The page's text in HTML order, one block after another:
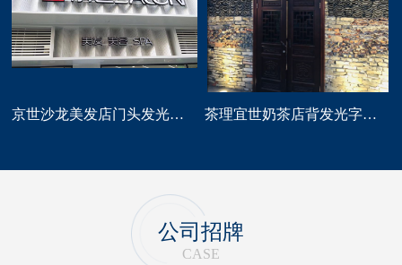
京世沙龙美发店门头发光字招牌定做 茶理宜世奶茶店背发光字门头招牌制作安装
公司招牌
CASE